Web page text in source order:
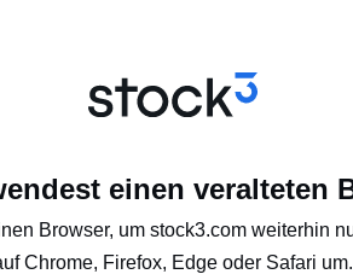
einen veralteten
Browser, um stock3.com weiterhin
Chrome, Firefox, Edge oder Safari um.